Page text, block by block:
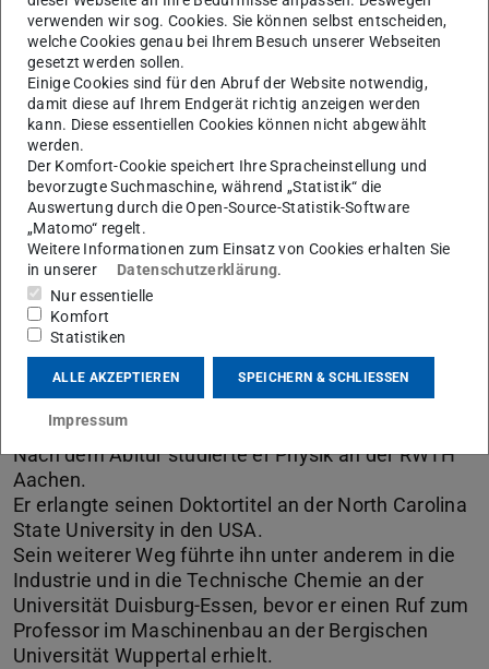
Über den Vortragenden
Prof. Dr. Bilal Gökce wurde als Sohn türkischer
Gastarbeiter geboren.
Nach dem Abitur studierte er Physik an der RWTH
Aachen.
Er erlangte seinen Doktortitel an der North Carolina
State University in den USA.
Sein weiterer Weg führte ihn unter anderem in die
Industrie und in die Technische Chemie an der
Universität Duisburg-Essen, bevor er einen Ruf zum
Professor im Maschinenbau an der Bergischen
Universität Wuppertal erhielt.
verwenden wir sog. Cookies. Sie können selbst entscheiden,
welche Cookies genau bei Ihrem Besuch unserer Webseiten
gesetzt werden sollen.
Einige Cookies sind für den Abruf der Website notwendig,
damit diese auf Ihrem Endgerät richtig anzeigen werden
kann. Diese essentiellen Cookies können nicht abgewählt
werden.
Der Komfort-Cookie speichert Ihre Spracheinstellung und
bevorzugte Suchmaschine, während „Statistik“ die
Auswertung durch die Open-Source-Statistik-Software
„Matomo“ regelt.
Weitere Informationen zum Einsatz von Cookies erhalten Sie
in unserer
Datenschutzerklärung.
Nur essentielle
Komfort
Statistiken
ALLE AKZEPTIEREN SPEICHERN & SCHLIESSEN
Impressum